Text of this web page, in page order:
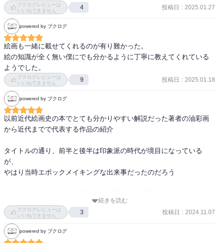
—『カラー版　名画を見る眼　Ⅰ　油彩画誕生からマネまで (岩波新
書)』高階 秀爾著
「レオナルドの知的関心の対象分野としては、解剖学、地質学、水
力学に加えて、特に「マドリード手稿」再発見以降いっそう明らか
となった光と影の作用、すなわち光学研究を加えるべきであろ
う。」
—『カラー版　名画を見る眼　Ⅰ　油彩画誕生からマネまで (岩波新
書)』高階 秀爾著
「ニコラ・プーサン（一五九四─一六六五）は、修業時代を除いてそ
わらず、彼の作品は、厳然としてフランスの絵画の歴史のなかにそ
の地位を占めている。 　すでにしばしば触れた通り、十七世紀は、
イタリアをはじめとして、スペイン、フランドル、オランダ、ドイ
明らかなように、フランスも、少なくとも十七世紀の前半には、こ
のバロック様式の強い影響を受けた。 　しかし、ヨーロッパ全体に
バロックの嵐が吹き荒れていた時代に、フランスだけは、次第に落
ち着いた、安定した古典主義様式を育て上げていった。ルイ十四世
ブクログレビューは
いいねできません
4 投稿日 : 2025.01.27
powered by ブクログ
絵画も一緒に載せてくれるのが有り難かった。
絵の知識が全く無い僕にでも分かるように丁寧に教えてくれている
ようでした。
ブクログレビューは
いいねできません
9 投稿日 : 2025.01.18
powered by ブクログ
以前近代絵画史の本でとても分かりやすい解説だった著者の油彩画
から近代までで代表する作品の紹介
タイトルの通り、前半と後半は印象派の時代が境目になっている
が、
やはり当時エポックメイキングな出来事だったのだろう
画家自身の考え方を表現することへ時代と共に変化していくことが
よく分かる
ヨーロッパ史、特にフランス革命に至るまでの流れや思想の変容と
続きを読む
ブクログレビューは
いいねできません
3 投稿日 : 2024.11.07
powered by ブクログ